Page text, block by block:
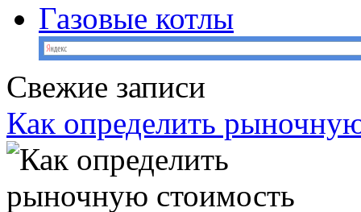
Газовые котлы
Свежие записи
Как определить